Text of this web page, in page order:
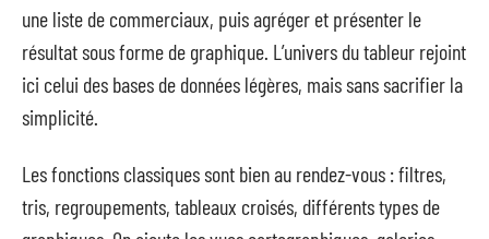
une liste de commerciaux, puis agréger et présenter le
résultat sous forme de graphique. L’univers du tableur rejoint
ici celui des bases de données légères, mais sans sacrifier la
simplicité.
Les fonctions classiques sont bien au rendez-vous : filtres,
tris, regroupements, tableaux croisés, différents types de